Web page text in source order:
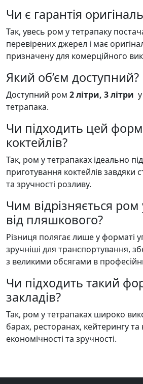
Чи є гарантія
Так, увесь ром у тетрапаку
перевірених джерел і має
призначену для комерційного
Який об’єм доступний?
Доступний ром 2 літри, 3 літри
тетрапака.
Чи підходить цей
коктейлів?
Так, ром у тетрапаках ідеально
приготування коктейлів завдяки
та зручності розливу.
Чим відрізняється ром
від пляшкового?
Різниця полягає лише у форматі
зручніші для транспортування,
з великими обсягами в
Чи підходить такий
закладів?
Так, ром у тетрапаках широко
барах, ресторанах, кейтерингу та
економічності та зручності.